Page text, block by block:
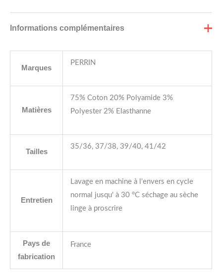
Informations complémentaires
Marques
PERRIN
Matières
75% Coton 20% Polyamide 3%
Polyester 2% Elasthanne
Tailles
35/36, 37/38, 39/40, 41/42
Entretien
Lavage en machine à l'envers en cycle
normal jusqu' à 30 °C séchage au sèche
linge à proscrire
Pays de
fabrication
France